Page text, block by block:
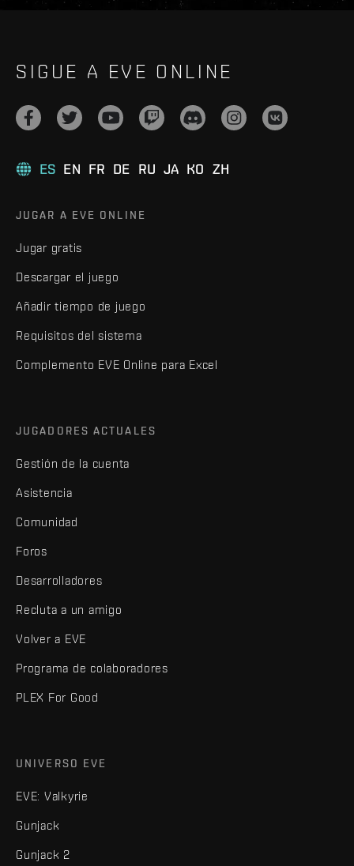
SIGUE A EVE ONLINE
ES EN FR DE RU JA KO ZH
JUGAR A EVE ONLINE
Jugar gratis
Descargar el juego
Añadir tiempo de juego
Requisitos del sistema
Complemento EVE Online para Excel
JUGADORES ACTUALES
Gestión de la cuenta
Asistencia
Comunidad
Foros
Desarrolladores
Recluta a un amigo
Volver a EVE
Programa de colaboradores
PLEX For Good
UNIVERSO EVE
EVE: Valkyrie
Gunjack
Gunjack 2